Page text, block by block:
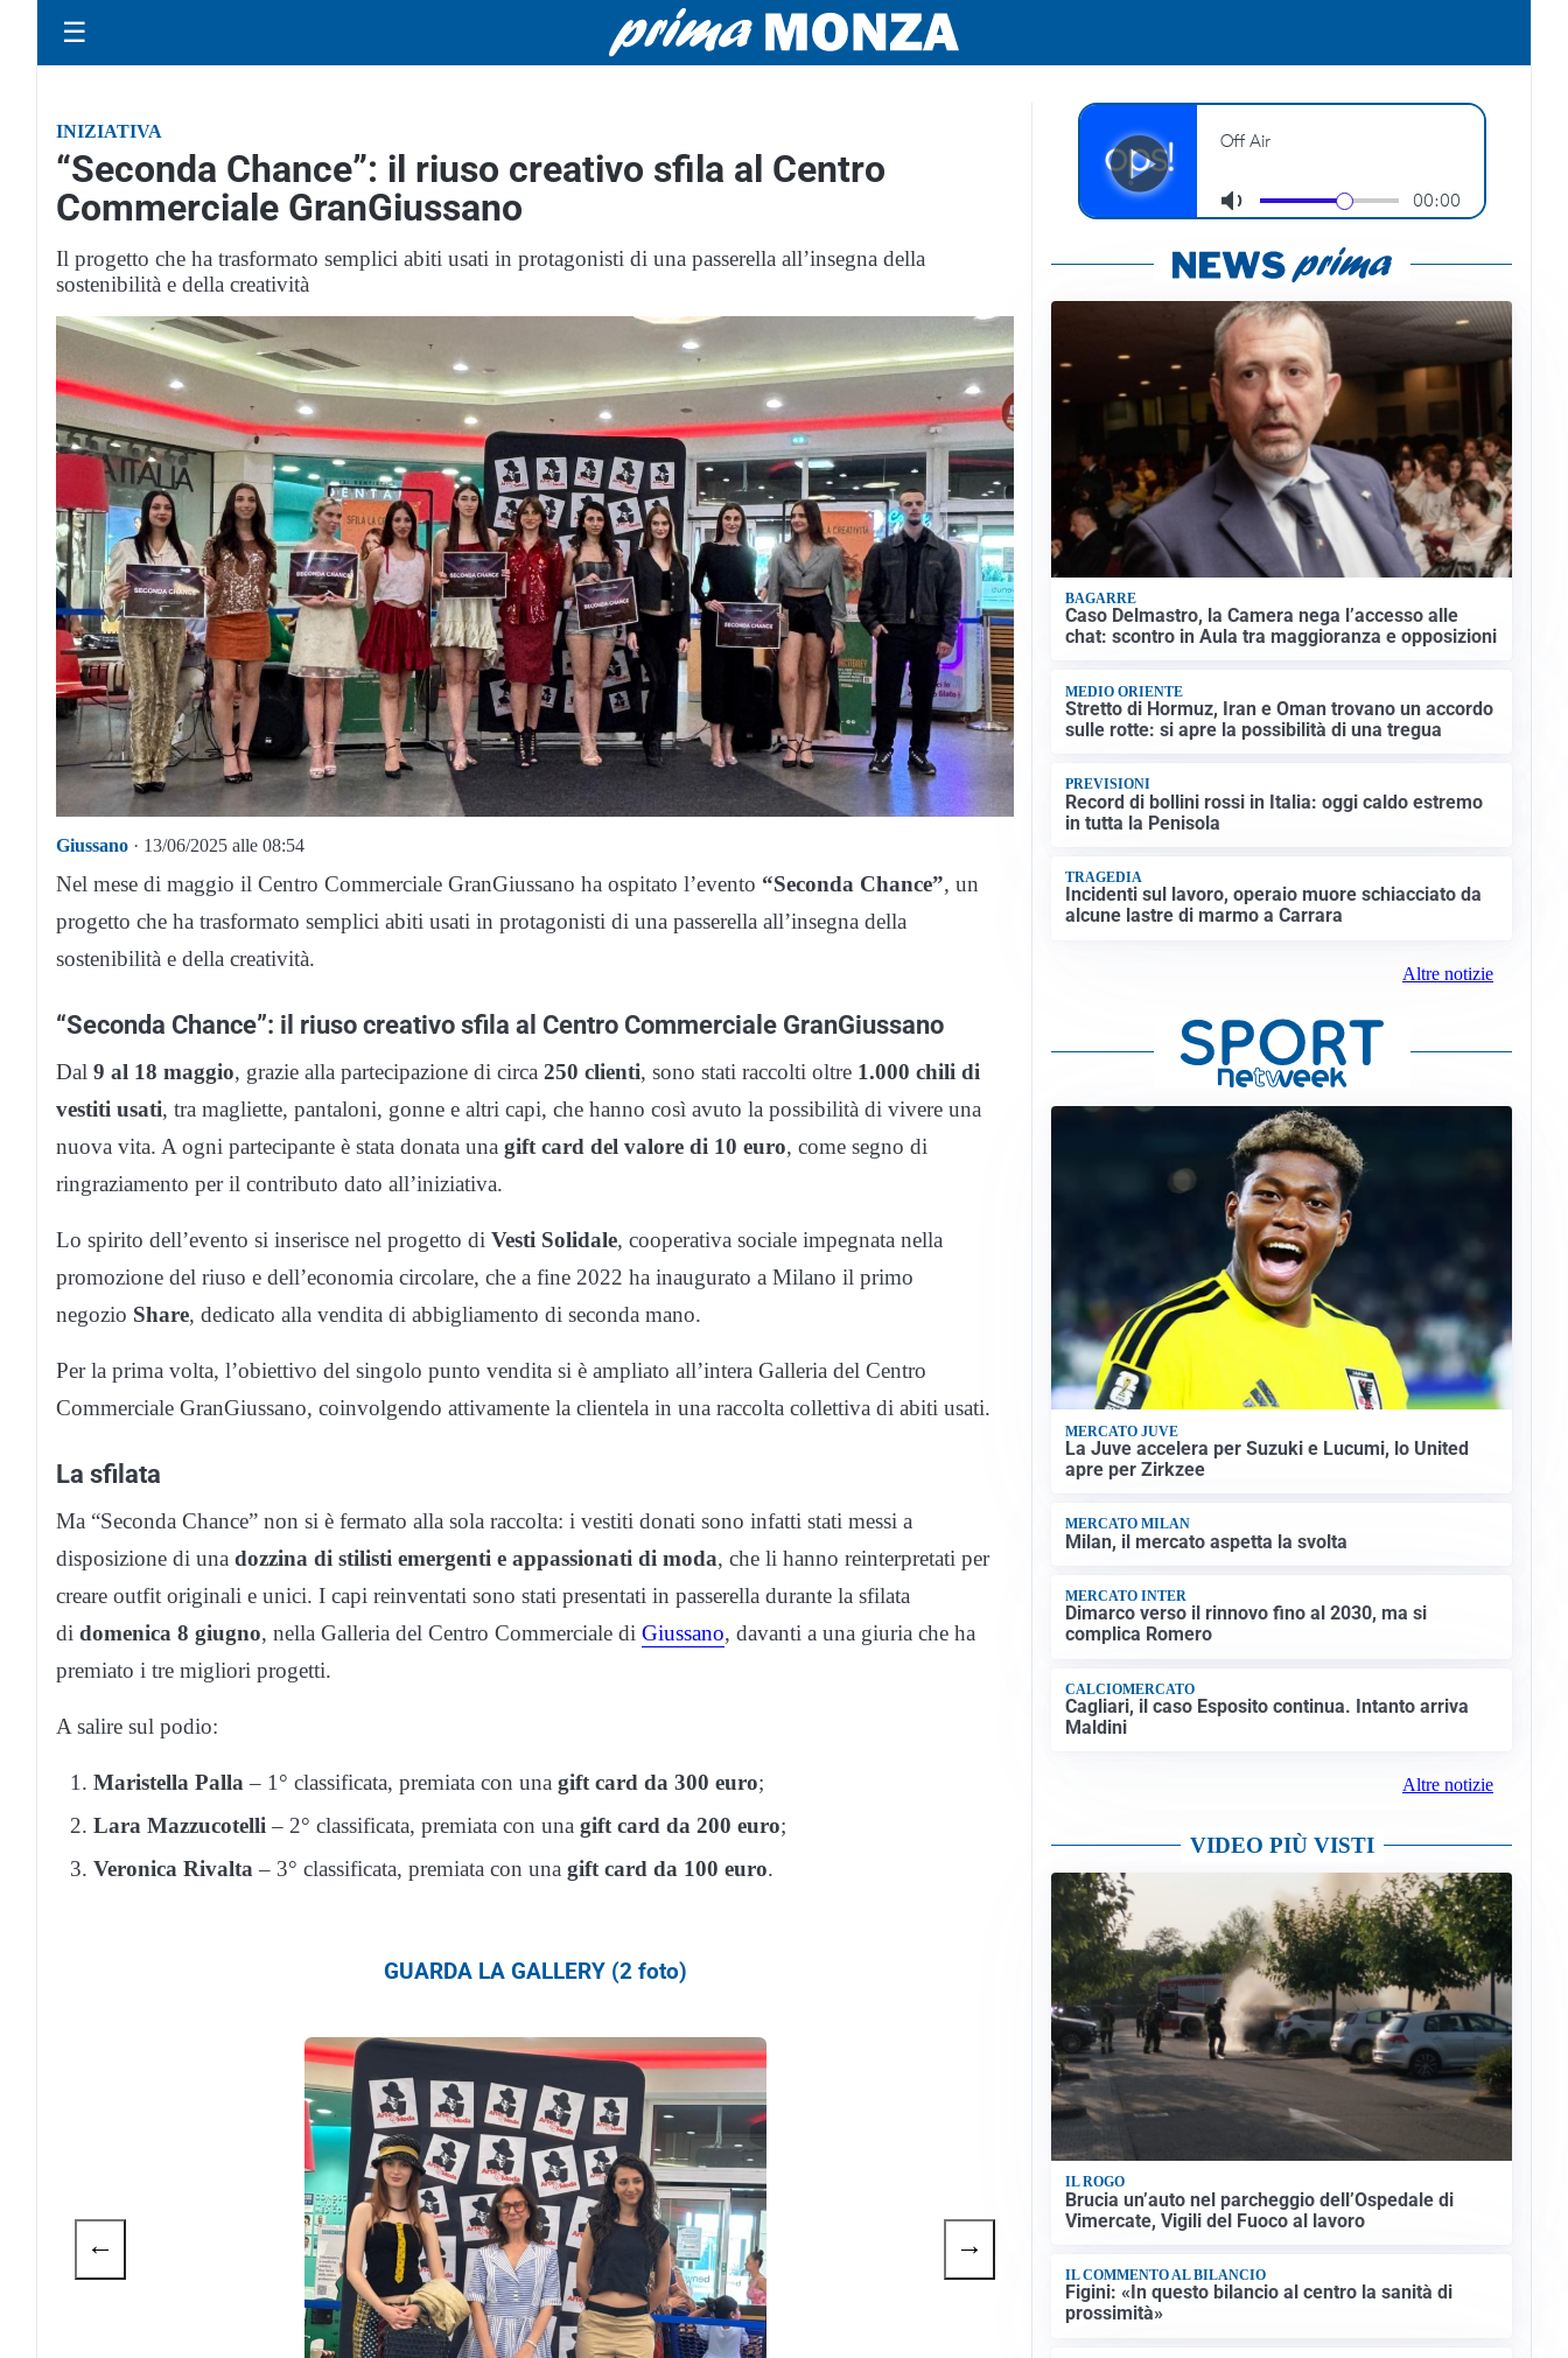
☰
INIZIATIVA
“Seconda Chance”: il riuso creativo sfila al Centro
Commerciale GranGiussano
Il progetto che ha trasformato semplici abiti usati in protagonisti di una passerella all’insegna della
sostenibilità e della creatività
Giussano · 13/06/2025 alle 08:54
Nel mese di maggio il Centro Commerciale GranGiussano ha ospitato l’evento “Seconda Chance”, un
progetto che ha trasformato semplici abiti usati in protagonisti di una passerella all’insegna della
sostenibilità e della creatività.
“Seconda Chance”: il riuso creativo sfila al Centro Commerciale GranGiussano
Dal 9 al 18 maggio, grazie alla partecipazione di circa 250 clienti, sono stati raccolti oltre 1.000 chili di
vestiti usati, tra magliette, pantaloni, gonne e altri capi, che hanno così avuto la possibilità di vivere una
nuova vita. A ogni partecipante è stata donata una gift card del valore di 10 euro, come segno di
ringraziamento per il contributo dato all’iniziativa.
Lo spirito dell’evento si inserisce nel progetto di Vesti Solidale, cooperativa sociale impegnata nella
promozione del riuso e dell’economia circolare, che a fine 2022 ha inaugurato a Milano il primo
negozio Share, dedicato alla vendita di abbigliamento di seconda mano.
Per la prima volta, l’obiettivo del singolo punto vendita si è ampliato all’intera Galleria del Centro
Commerciale GranGiussano, coinvolgendo attivamente la clientela in una raccolta collettiva di abiti usati.
La sfilata
Ma “Seconda Chance” non si è fermato alla sola raccolta: i vestiti donati sono infatti stati messi a
disposizione di una dozzina di stilisti emergenti e appassionati di moda, che li hanno reinterpretati per
creare outfit originali e unici. I capi reinventati sono stati presentati in passerella durante la sfilata
di domenica 8 giugno, nella Galleria del Centro Commerciale di Giussano, davanti a una giuria che ha
premiato i tre migliori progetti.
A salire sul podio:
Maristella Palla– 1° classificata, premiata con una gift card da 300 euro;
Lara Mazzucotelli – 2° classificata, premiata con una gift card da 200 euro;
Veronica Rivalta – 3° classificata, premiata con una gift card da 100 euro.
GUARDA LA GALLERY (2 foto)
← →
BAGARRE
Caso Delmastro, la Camera nega l’accesso alle
chat: scontro in Aula tra maggioranza e opposizioni
MEDIO ORIENTE
Stretto di Hormuz, Iran e Oman trovano un accordo
sulle rotte: si apre la possibilità di una tregua
PREVISIONI
Record di bollini rossi in Italia: oggi caldo estremo
in tutta la Penisola
TRAGEDIA
Incidenti sul lavoro, operaio muore schiacciato da
alcune lastre di marmo a Carrara
Altre notizie
MERCATO JUVE
La Juve accelera per Suzuki e Lucumi, lo United
apre per Zirkzee
MERCATO MILAN
Milan, il mercato aspetta la svolta
MERCATO INTER
Dimarco verso il rinnovo fino al 2030, ma si
complica Romero
CALCIOMERCATO
Cagliari, il caso Esposito continua. Intanto arriva
Maldini
Altre notizie
VIDEO PIÙ VISTI
IL ROGO
Brucia un’auto nel parcheggio dell’Ospedale di
Vimercate, Vigili del Fuoco al lavoro
IL COMMENTO AL BILANCIO
Figini: «In questo bilancio al centro la sanità di
prossimità»